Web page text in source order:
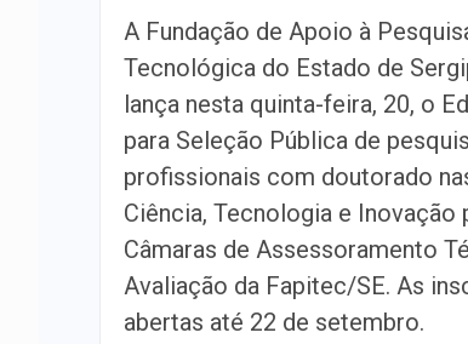
A Fundação de Apoio à
Tecnológica do Estado de
lança nesta quinta-feira, 20, o
para Seleção Pública de
profissionais com doutorado
Ciência, Tecnologia e Inovação
Câmaras de Assessoramento
Avaliação da Fapitec/SE. As
abertas até 22 de setembro.